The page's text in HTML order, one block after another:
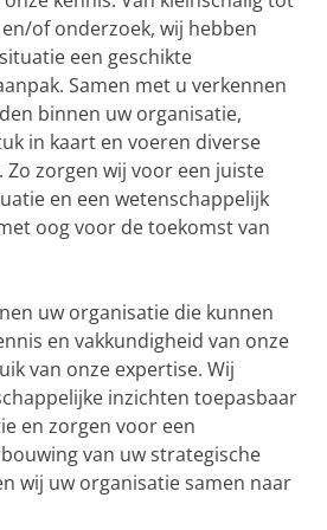
of onderzoek, wij hebben
een geschikte
Samen met u verkennen
binnen uw organisatie,
in kaart en voeren diverse
Zo zorgen wij voor een juiste
en een wetenschappelijk
oog voor de toekomst van
uw organisatie die kunnen
en vakkundigheid van onze
van onze expertise. Wij
inzichten toepasbaar
en zorgen voor een
van uw strategische
wij uw organisatie samen naar